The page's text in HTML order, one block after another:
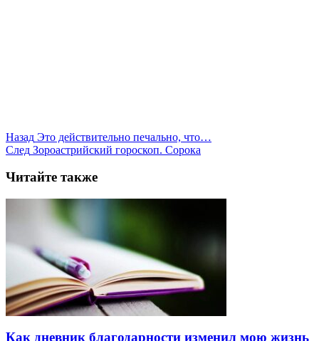
Назад Это действительно печально, что…
След Зороастрийский гороскоп. Сорока
Читайте также
Как дневник благодарности изменил мою жизнь